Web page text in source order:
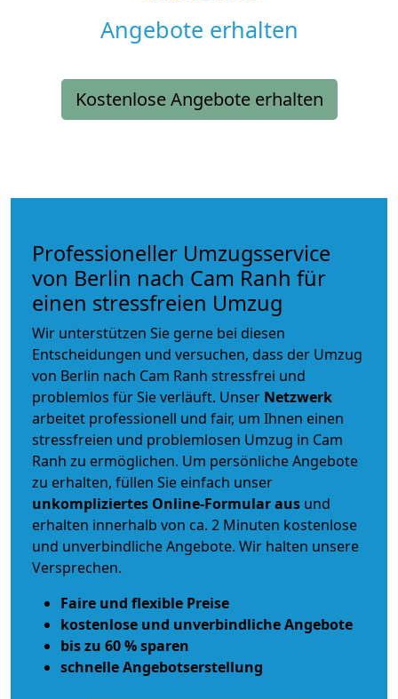
Angebote erhalten
Kostenlose Angebote erhalten
Professioneller Umzugsservice
von Berlin nach Cam Ranh für
einen stressfreien Umzug
Wir unterstützen Sie gerne bei diesen
Entscheidungen und versuchen, dass der Umzug
von Berlin nach Cam Ranh stressfrei und
problemlos für Sie verläuft. Unser Netzwerk
arbeitet professionell und fair, um Ihnen einen
stressfreien und problemlosen Umzug in Cam
Ranh zu ermöglichen. Um persönliche Angebote
zu erhalten, füllen Sie einfach unser
unkompliziertes Online-Formular aus und
erhalten innerhalb von ca. 2 Minuten kostenlose
und unverbindliche Angebote. Wir halten unsere
Versprechen.
Faire und flexible Preise
kostenlose und unverbindliche Angebote
bis zu 60 % sparen
schnelle Angebotserstellung